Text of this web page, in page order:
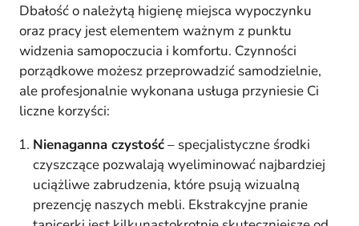
Dbałość o należytą higienę miejsca wypoczynku
oraz pracy jest elementem ważnym z punktu
widzenia samopoczucia i komfortu. Czynności
porządkowe możesz przeprowadzić samodzielnie,
ale profesjonalnie wykonana usługa przyniesie Ci
liczne korzyści:
Nienaganna czystość– specjalistyczne środki
czyszczące pozwalają wyeliminować najbardziej
uciążliwe zabrudzenia, które psują wizualną
prezencję naszych mebli. Ekstrakcyjne pranie